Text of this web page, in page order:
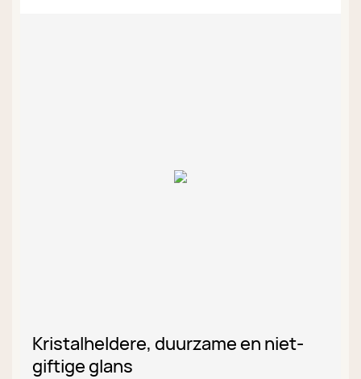
Kristalheldere, duurzame en niet-
giftige glans